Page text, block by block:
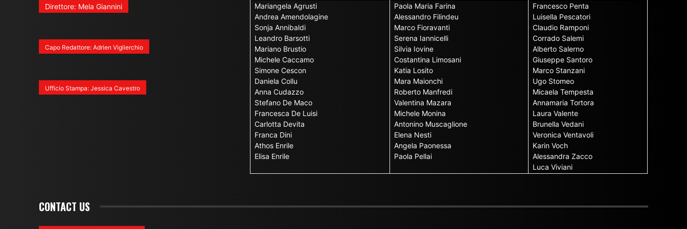
Direttore: Mela Giannini
Capo Redattore: Adrien Viglierchio
Ufficio Stampa: Jessica Cavestro
Mariangela Agrusti
Andrea Amendolagine
Sonja Annibaldi
Leandro Barsotti
Mariano Brustio
Michele Caccamo
Simone Cescon
Daniela Collu
Anna Cudazzo
Stefano De Maco
Francesca De Luisi
Carlotta Devita
Franca Dini
Athos Enrile
Elisa Enrile
Paola Maria Farina
Alessandro Filindeu
Marco Fioravanti
Serena Iannicelli
Silvia Iovine
Costantina Limosani
Katia Losito
Mara Maionchi
Roberto Manfredi
Valentina Mazara
Michele Monina
Antonino Muscaglione
Elena Nesti
Angela Paonessa
Paola Pellai
Francesco Penta
Luisella Pescatori
Claudio Ramponi
Corrado Salemi
Alberto Salerno
Giuseppe Santoro
Marco Stanzani
Ugo Stomeo
Micaela Tempesta
Annamaria Tortora
Laura Valente
Brunella Vedani
Veronica Ventavoli
Karin Voch
Alessandra Zacco
Luca Viviani
CONTACT US